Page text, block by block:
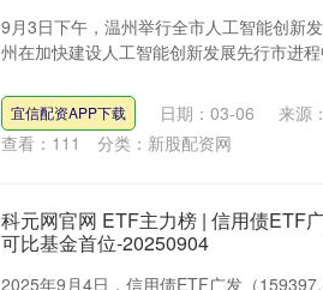
9月3日下午，温州举行全市人工智能创新
州在加快建设人工智能创新发展先行市进
宜信配资APP下载 日期：03-06
来源
查看： 111 分类： 新股配资网
科元网官网 ETF主力榜 | 信用债ETF
可比基金首位-20250904
2025年9月4日，信用债ETF广发（